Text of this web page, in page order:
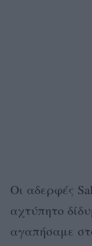
Οι αδερφές
αχτύπητο
αγαπήσαμε